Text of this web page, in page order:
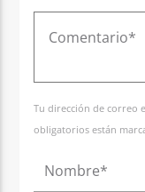
Tu dirección de correo
obligatorios están